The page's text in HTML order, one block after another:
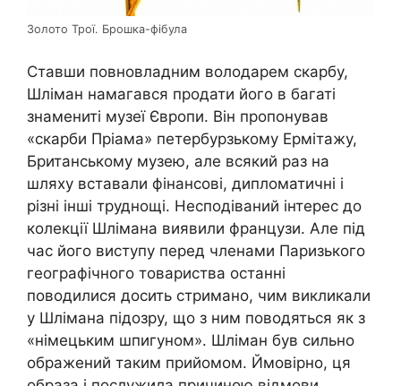
Золото Трої. Брошка-фібула
Ставши повновладним володарем скарбу,
Шліман намагався продати його в багаті
знамениті музеї Європи. Він пропонував
«скарби Пріама» петербурзькому Ермітажу,
Британському музею, але всякий раз на
шляху вставали фінансові, дипломатичні і
різні інші труднощі. Несподіваний інтерес до
колекції Шлімана виявили французи. Але під
час його виступу перед членами Паризького
географічного товариства останні
поводилися досить стримано, чим викликали
у Шлімана підозру, що з ним поводяться як з
«німецьким шпигуном». Шліман був сильно
ображений таким прийомом. Ймовірно, ця